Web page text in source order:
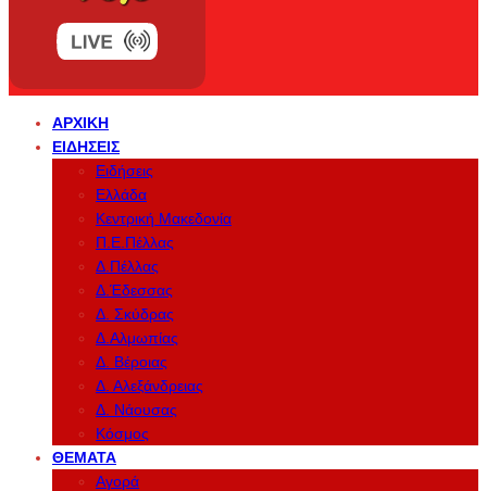
ΑΡΧΙΚΉ
ΕΙΔΉΣΕΙΣ
Ειδήσεις
Ελλάδα
Κεντρική Μακεδονία
Π.Ε.Πέλλας
Δ.Πέλλας
Δ.Έδεσσας
Δ. Σκύδρας
Δ.Αλμωπίας
Δ. Βέροιας
Δ. Αλεξάνδρειας
Δ. Νάουσας
Κόσμος
ΘΈΜΑΤΑ
Αγορά